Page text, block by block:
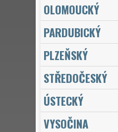
OLOMOUCKÝ
PARDUBICKÝ
PLZEŇSKÝ
STŘEDOČESKÝ
ÚSTECKÝ
VYSOČINA